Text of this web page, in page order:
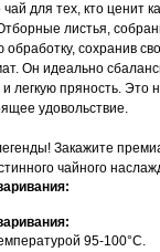
для тех, кто ценит
листья,
сохранив
Он идеально
и легкую пряность. Это
удовольствие.
Закажите
чайного
95-100°C.